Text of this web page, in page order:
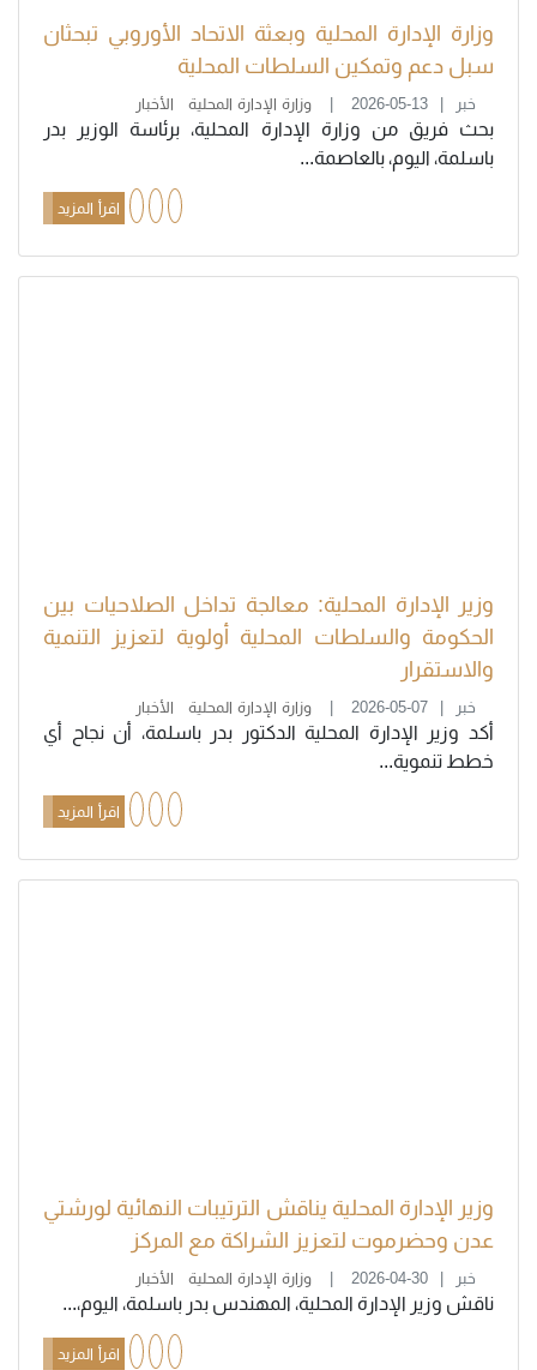
وزارة الإدارة المحلية وبعثة الاتحاد الأوروبي تبحثان
سبل دعم وتمكين السلطات المحلية
خبر 2026-05-13 وزارة الإدارة المحلية الأخبار
بحث فريق من وزارة الإدارة المحلية، برئاسة الوزير بدر
باسلمة، اليوم، بالعاصمة...
اقرأ المزيد
وزير الإدارة المحلية: معالجة تداخل الصلاحيات بين
الحكومة والسلطات المحلية أولوية لتعزيز التنمية
والاستقرار
خبر 2026-05-07 وزارة الإدارة المحلية الأخبار
أكد وزير الإدارة المحلية الدكتور بدر باسلمة، أن نجاح أي
خطط تنموية...
اقرأ المزيد
وزير الإدارة المحلية يناقش الترتيبات النهائية لورشتي
عدن وحضرموت لتعزيز الشراكة مع المركز
خبر 2026-04-30 وزارة الإدارة المحلية الأخبار
ناقش وزير الإدارة المحلية، المهندس بدر باسلمة، اليوم،...
اقرأ المزيد